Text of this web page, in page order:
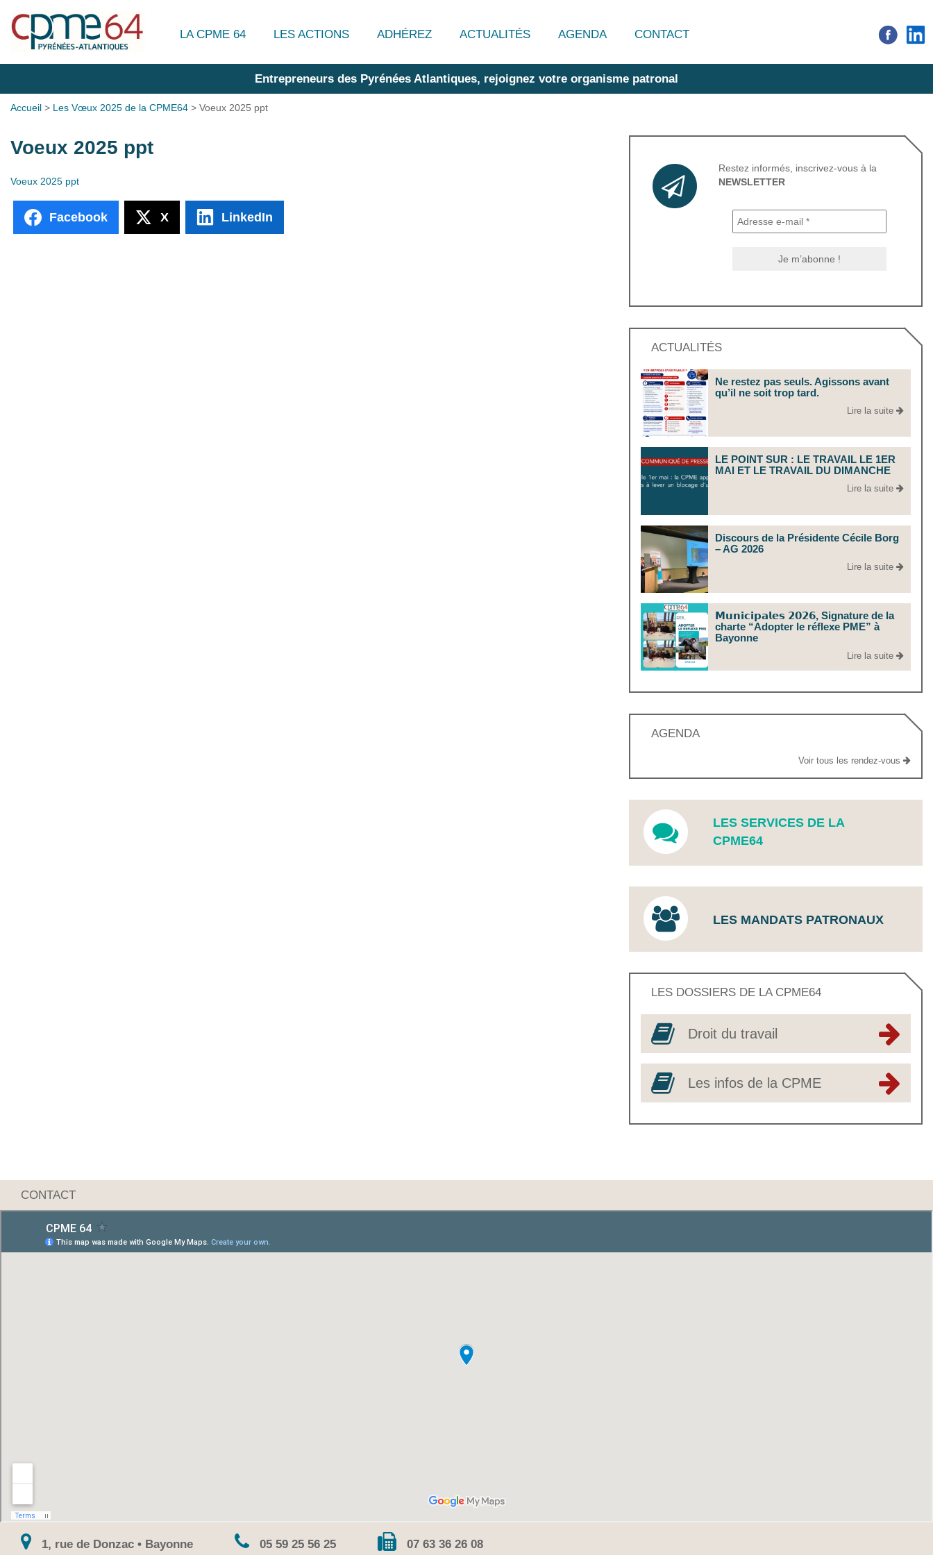
LA CPME 64 LES ACTIONS ADHÉREZ ACTUALITÉS AGENDA CONTACT
Entrepreneurs des Pyrénées Atlantiques, rejoignez votre organisme patronal
Accueil > Les Vœux 2025 de la CPME64 > Voeux 2025 ppt
Voeux 2025 ppt
Voeux 2025 ppt
Facebook X LinkedIn
Restez informés, inscrivez-vous à la
NEWSLETTER
ACTUALITÉS
Ne restez pas seuls. Agissons avant
qu’il ne soit trop tard.
Lire la suite
LE POINT SUR : LE TRAVAIL LE 1ER
MAI ET LE TRAVAIL DU DIMANCHE
Lire la suite
Discours de la Présidente Cécile Borg
– AG 2026
Lire la suite
𝗠𝘂𝗻𝗶𝗰𝗶𝗽𝗮𝗹𝗲𝘀 𝟮𝟬𝟮𝟲, Signature de la
charte “Adopter le réflexe PME” à
Bayonne
Lire la suite
AGENDA
Voir tous les rendez-vous
LES SERVICES DE LA
CPME64
LES MANDATS PATRONAUX
LES DOSSIERS DE LA CPME64
Droit du travail
Les infos de la CPME
CONTACT
1, rue de Donzac • Bayonne 05 59 25 56 25 07 63 36 26 08